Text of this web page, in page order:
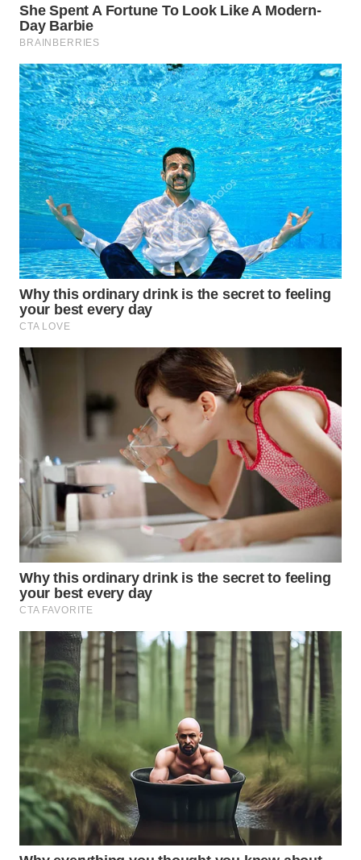
SUMEDANG
CIANJUR
WN
KEPULAUAN
SERIBU
WN
TANGERANG
WN
BINJAI
WN
CIREBON
INDRAMAYU
WN
MAJALENGKA
WN
SUBANG
WN
SUKABUMI
WN
PURWAKARTA
WN
PRIANGAN
TIMUR
WN
SEMARANG